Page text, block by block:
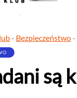
- Bezpieczeństwo-
są